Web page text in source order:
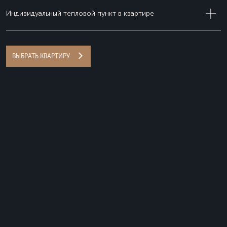
Индивидуальный тепловой пункт в квартире
ВЫБРАТЬ КВАРТИРУ